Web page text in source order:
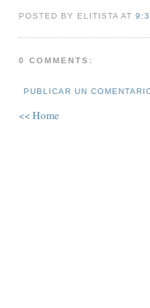
POSTED BY ELITISTA AT
0 COMMENTS:
PUBLICAR UN
<< Home